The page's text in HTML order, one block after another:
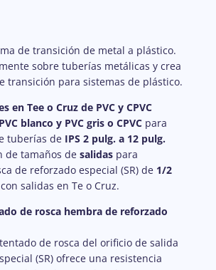
de transición de metal a plástico.
sobre tuberías metálicas y crea
transición para sistemas de plástico.
en Tee o Cruz de PVC y CPVC
PVC blanco y PVC gris o CPVCpara
tuberías de IPS 2 pulg. a 12 pulg.
de tamaños de salidaspara
de reforzado especial (SR) de 1/2
salidas en Te o Cruz.
de rosca hembra de reforzado
de rosca del orificio de salida
(SR) ofrece una resistencia